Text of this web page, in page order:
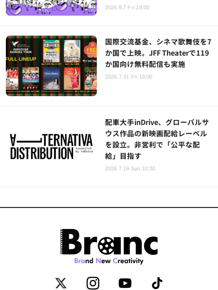
2026.8.7 Fri 18:00
国際交流基金、シネマ歌舞伎を7
か国で上映。JFF Theaterで119
か国向け無料配信も実施
2026.7.31 Fri 18:00
配車大手inDrive、グローバルサ
ウス作品の新映画配給レーベル
を設立。非営利で「公平な配
給」目指す
2026.7.19 Sun 10:30